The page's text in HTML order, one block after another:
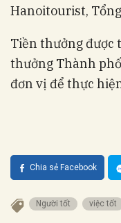
Hanoitourist,
Tiền thưởng được
thưởng Thành
đơn vị để thực
Chia sẻ Facebook
Người tốt việc tốt